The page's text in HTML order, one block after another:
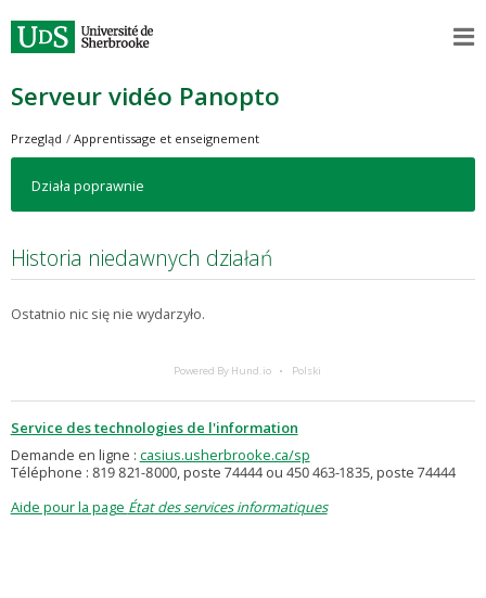
Serveur vidéo Panopto
Przegląd Apprentissage et enseignement
Działa poprawnie
Historia niedawnych działań
Ostatnio nic się nie wydarzyło.
Powered By Hund.io Polski
Service des technologies de l'information
Demande en ligne : casius.usherbrooke.ca/sp
Téléphone : 819 821-8000, poste 74444 ou 450 463-1835, poste 74444
Aide pour la page État des services informatiques